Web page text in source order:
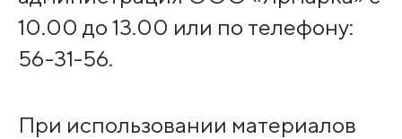
10.00 до 13.00 или по телефону:
56-31-56.
При использовании материалов